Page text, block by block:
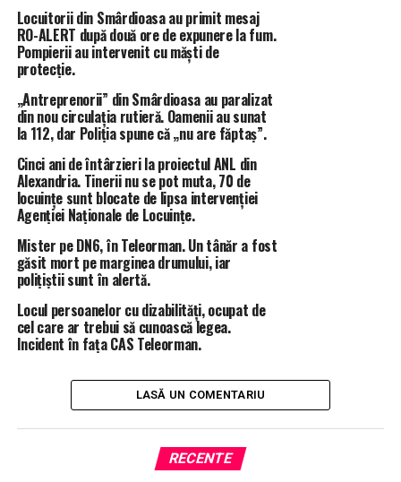
minute mai târziu, a încercat să se sinucidă. A fost găsit
plin de sânge, cu plăgi adânci în zona gâtului, toracelui
și brațului. Medicii spun că starea lui este critică.
Tânăra ucisă era mamă a trei copii, de 3, 4 și 6 ani. Cei
mici au rămas acum orfani de mamă, iar lumea lor s-a
prăbușit într-o singură seară.
Procurorii și criminaliștii au deschis o anchetă amplă. Se
reconstituie pas cu pas tot ce s-a întâmplat.
Rămâne, totuși, întrebarea care apasă pe toată lumea:
cum e posibil ca o femeie care cere ajutor să moară,
totuși, sub cuțitul celui de care trebuia să fie protejată?
Astfel de cazuri sunt destul de frecvente în România
ultimilor ani. După fiecare tragedie, autoritățile ne
proiecte de lege care să fie de folos și în practică, nu
doar în teorie”, însă, până acum, singurul lucru la care s-
a lucrat este statistica la care, de fiecare dată, se mai
adaugă o viață curmată care putea fi salvată.
Locuitorii din Smârdioasa au primit mesaj
RO-ALERT după două ore de expunere la fum.
Pompierii au intervenit cu măști de
protecție.
„Antreprenorii” din Smârdioasa au paralizat
din nou circulația rutieră. Oamenii au sunat
la 112, dar Poliția spune că „nu are făptaș”.
Cinci ani de întârzieri la proiectul ANL din
Alexandria. Tinerii nu se pot muta, 70 de
locuințe sunt blocate de lipsa intervenției
Agenției Naționale de Locuințe.
Mister pe DN6, în Teleorman. Un tânăr a fost
găsit mort pe marginea drumului, iar
polițiștii sunt în alertă.
Locul persoanelor cu dizabilități, ocupat de
cel care ar trebui să cunoască legea.
Incident în fața CAS Teleorman.
LASĂ UN COMENTARIU
RECENTE